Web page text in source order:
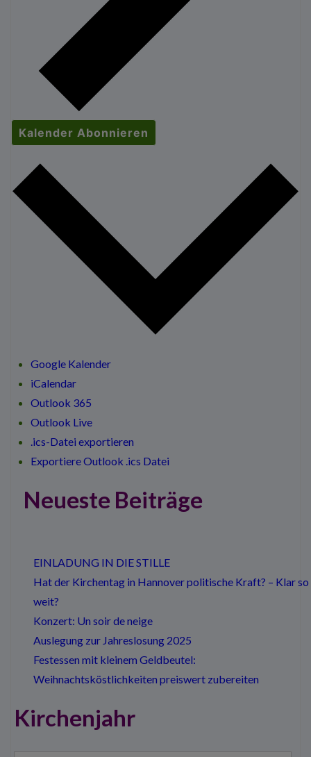
Kalender Abonnieren
Google Kalender
iCalendar
Outlook 365
Outlook Live
.ics-Datei exportieren
Exportiere Outlook .ics Datei
Neueste Beiträge
EINLADUNG IN DIE STILLE
Hat der Kirchentag in Hannover politische Kraft? – Klar so
weit?
Konzert: Un soir de neige
Auslegung zur Jahreslosung 2025
Festessen mit kleinem Geldbeutel:
Weihnachtsköstlichkeiten preiswert zubereiten
Kirchenjahr